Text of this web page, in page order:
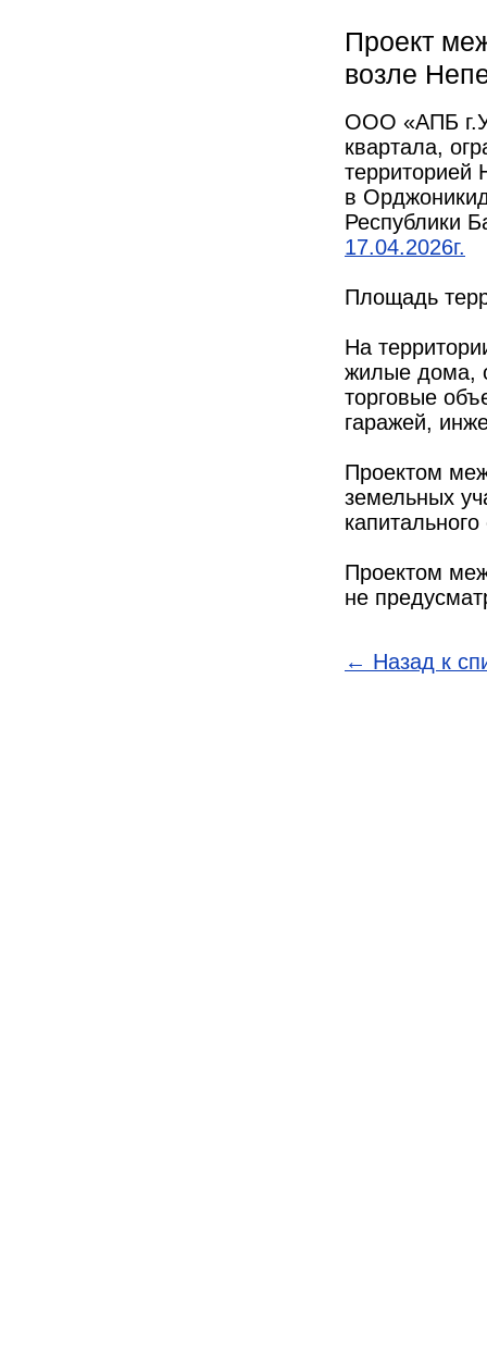
Проект
возле
ООО «АПБ
квартала,
территорией
в
Республики
17.04.2026г.
Площадь
На
жилые дома,
торговые
гаражей,
Проектом
земельных
Проектом
не
← Назад к